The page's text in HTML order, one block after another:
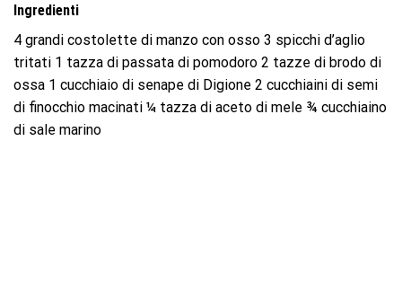
Ingredienti
4 grandi costolette di manzo con osso 3 spicchi d’aglio
tritati 1 tazza di passata di pomodoro 2 tazze di brodo di
ossa 1 cucchiaio di senape di Digione 2 cucchiaini di semi
di finocchio macinati ¼ tazza di aceto di mele ¾ cucchiaino
di sale marino